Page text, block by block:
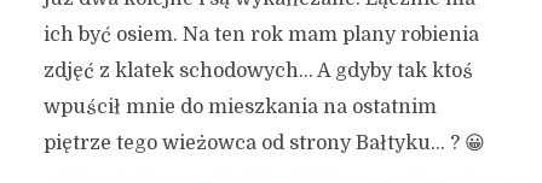
ich być osiem. Na ten rok mam plany robienia
zdjęć z klatek schodowych… A gdyby tak ktoś
wpuścił mnie do mieszkania na ostatnim
piętrze tego wieżowca od strony Bałtyku… ? 😀